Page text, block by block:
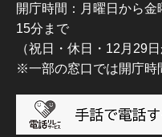
開庁時間：月曜日から
15分まで
（祝日・休日・12月29
※一部の窓口では開庁時